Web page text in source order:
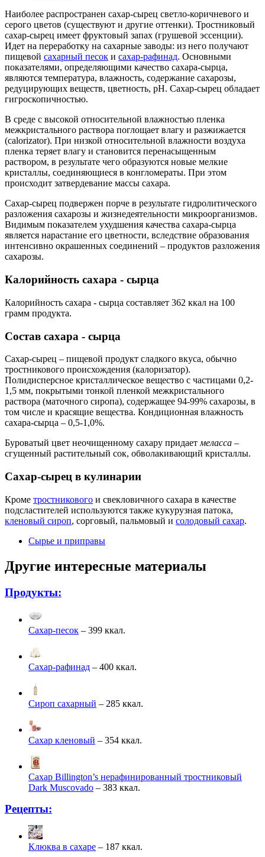
Наиболее распространен сахар-сырец светло-коричневого и
серого цветов (существуют и другие оттенки). Тростниковый
сахар-сырец имеет фруктовый запах (грушевой эссенции).
Идет на переработку на сахарные заводы: из него получают
пищевой сахарный песок и сахар-рафинад. Основными
показателями, определяющими качество сахара-сырца,
являются температура, влажность, содержание сахарозы,
редуцирующих веществ, цветность, рН. Сахар-сырец обладает
гигроскопичностью.
В среде с высокой относительной влажностью пленка
межкристального раствора поглощает влагу и разжижается
(calorizator). При низкой относительной влажности воздуха
пленка теряет влагу и становится перенасыщенным
раствором, в результате чего образуются новые мелкие
кристаллы, соединяющиеся в конгломераты. При этом
происходит затвердевание массы сахара.
Сахар-сырец подвержен порче в результате гидролитического
разложения сахарозы и жизнедеятельности микроорганизмов.
Видимым показателем ухудшения качества сахара-сырца
является нарастание его цветности, вследствие образования
интенсивно окрашенных соединений – продуктов разложения
сахарозы.
Калорийность сахара - сырца
Калорийность сахара - сырца составляет 362 ккал на 100
грамм продукта.
Состав сахара - сырца
Сахар-сырец – пищевой продукт сладкого вкуса, обычно
тростникового происхождения (калоризатор).
Полидисперсное кристаллическое вещество с частицами 0,2-
1,5 мм, покрытыми тонкой пленкой межкристального
раствора (маточного сиропа), содержащее 94-99% сахарозы, в
том числе и красящие вещества. Кондиционная влажность
сахара-сырца – 0,5-1,0%.
Буроватый цвет неочищенному сахару придает меласса –
сгущенный растительный сок, обволакивающий кристаллы.
Сахар-сырец в кулинарии
Кроме тростникового и свекловичного сахара в качестве
подсластителей используются также кукурузная патока,
кленовый сироп, сорговый, пальмовый и солодовый сахар.
Сырье и приправы
Другие интересные материалы
Продукты:
Сахар-песок – 399 ккал.
Сахар-рафинад – 400 ккал.
Сироп сахарный – 285 ккал.
Сахар кленовый – 354 ккал.
Сахар Billington’s нерафинированный тростниковый
Dark Muscovado – 383 ккал.
Рецепты:
Клюква в сахаре – 187 ккал.